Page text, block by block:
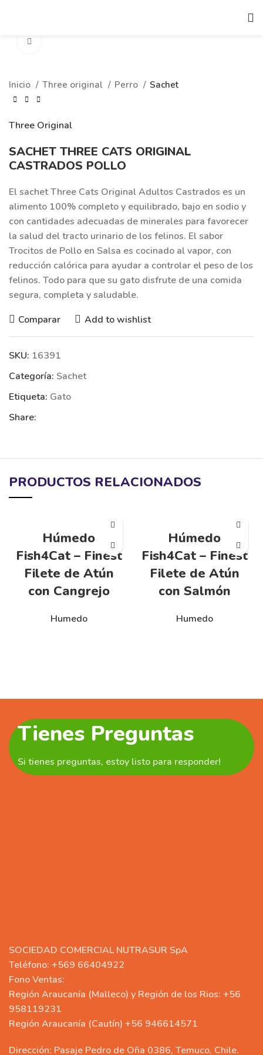
Inicio Three original Perro Sachet
Three Original
SACHET THREE CATS ORIGINAL
CASTRADOS POLLO
El sachet Three Cats Original Adultos Castrados es un
alimento 100% completo y equilibrado, bajo en sodio y
con cantidades adecuadas de minerales para favorecer
la salud del tracto urinario de los felinos. El sabor
Trocitos de Pollo en Salsa es cocinado al vapor, con
reducción calórica para ayudar a controlar el peso de los
felinos. Todo para que su gato disfrute de una comida
segura, completa y saludable.
Comparar
Add to wishlist
SKU: 16391
Categoría: Sachet
Etiqueta: Gato
Share:
PRODUCTOS RELACIONADOS
Húmedo
Fish4Cat – Finest
Filete de Atún
con Cangrejo
Humedo
Húmedo
Fish4Cat – Finest
Filete de Atún
con Salmón
Humedo
Tienes Preguntas
Si tienes preguntas, estoy listo para responder!
SOCIEDAD COMERCIAL NUTRASUR SpA
Teléfono: +569 66404922
Fono Ventas:
Región Araucanía (Malleco) y Región de los Rios: +56
958119231
Región Araucanía (Cautín) +56 946614571
Dirección: Pasaje Pedro de Oña 0386, Temuco, Chile.